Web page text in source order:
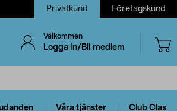
Privatkund Företagskund
Välkommen
Logga in/Bli medlem
Våra tjänster Club Clas